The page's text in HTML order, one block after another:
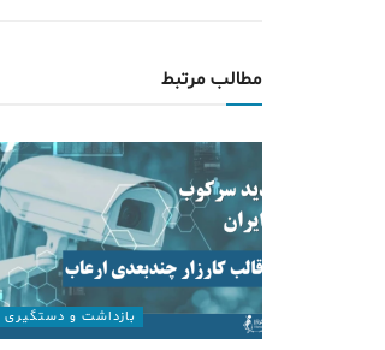
مطالب مرتبط
بازداشت و دستگیری